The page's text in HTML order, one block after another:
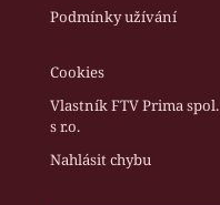
Podmínky užívání
Cookies
Vlastník FTV Prima spol.
s r.o.
Nahlásit chybu